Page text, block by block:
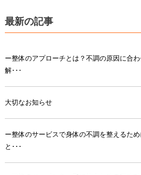
最新の記事
ー整体のアプローチとは？不調の原因に合
解･･･
大切なお知らせ
ー整体のサービスで身体の不調を整えるた
と･･･